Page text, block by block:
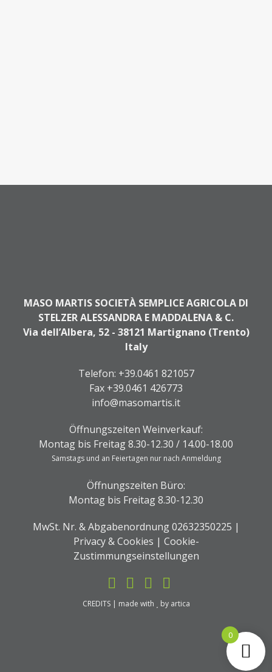
0
MASO MARTIS SOCIETÀ SEMPLICE AGRICOLA DI
STELZER ALESSANDRA E MADDALENA & C.
Via dell’Albera, 52 - 38121 Martignano (Trento)
Italy
Telefon: +39.0461 821057
Fax +39.0461 426773
info@masomartis.it
Öffnungszeiten Weinverkauf:
Montag bis Freitag 8.30-12.30 / 14.00-18.00
Samstags und an Feiertagen nur nach Anmeldung
Öffnungszeiten Büro:
Montag bis Freitag 8.30-12.30
MwSt. Nr. & Abgabenordnung 02632350225 |
Privacy & Cookies | Cookie-
Zustimmungseinstellungen
CREDITS | made with by artica